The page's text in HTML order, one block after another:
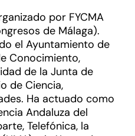
por FYCMA
de Málaga).
el Ayuntamiento de
Conocimiento,
de la Junta de
de Ciencia,
Ha actuado como
Andaluza del
Telefónica, la